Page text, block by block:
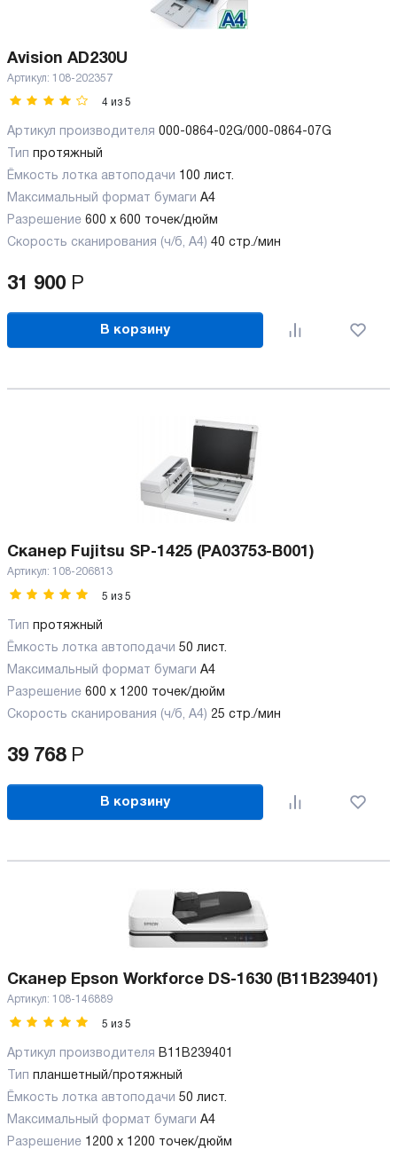
Avision AD230U
Артикул: 108-202357
4 из 5
Артикул производителя 000-0864-02G/000-0864-07G
Тип
протяжный
Ёмкость лотка автоподачи
100 лист.
Максимальный формат бумаги А4
Разрешение 600 x 600 точек/дюйм
Скорость сканирования (ч/б, А4) 40 стр./мин
31 900 Р
В корзину
Сканер Fujitsu SP-1425 (PA03753-B001)
Артикул: 108-206813
5 из 5
Тип протяжный
Ёмкость лотка автоподачи 50 лист.
Максимальный формат бумаги А4
Разрешение 600 х 1200 точек/дюйм
Скорость сканирования (ч/б, А4) 25 стр./мин
39 768 Р
В корзину
Сканер Epson Workforce DS-1630 (B11B239401)
Артикул: 108-146889
5 из 5
Артикул производителя B11B239401
Тип планшетный/протяжный
Ёмкость лотка автоподачи 50 лист.
Максимальный формат бумаги А4
Разрешение 1200 x 1200 точек/дюйм